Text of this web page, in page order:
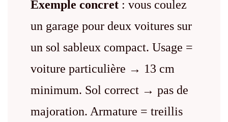
Exemple concret : vous coulez
un garage pour deux voitures sur
un sol sableux compact. Usage =
voiture particulière → 13 cm
minimum. Sol correct → pas de
majoration. Armature = treillis